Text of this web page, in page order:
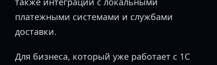
платежными системами и службами
доставки.
Для бизнеса, который уже работает с 1С